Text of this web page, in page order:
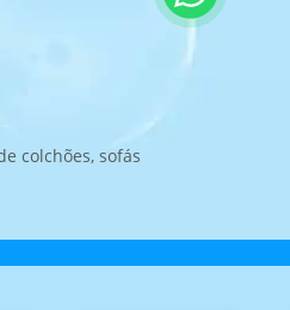
colchões, sofás